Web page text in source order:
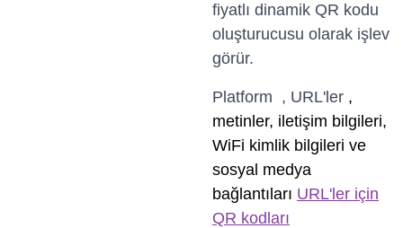
fiyatlı dinamik QR kodu
oluşturucusu olarak işlev
görür.
Platform , URL'ler ,
metinler, iletişim bilgileri,
WiFi kimlik bilgileri ve
sosyal medya
bağlantıları URL'ler için
QR kodları